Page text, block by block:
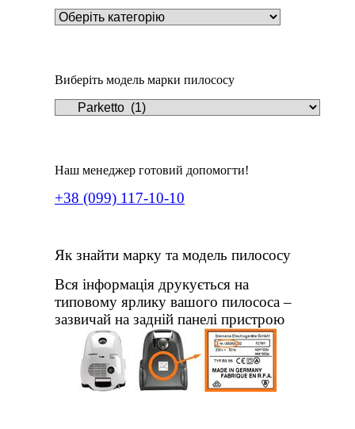
Виберіть модель марки пилососу
Наш менеджер готовий допомогти!
+38 (099) 117-10-10
Як знайти марку та модель пилососу
Вся інформація друкується на
типовому ярлику вашого пилососа –
зазвичай на задній панелі пристрою